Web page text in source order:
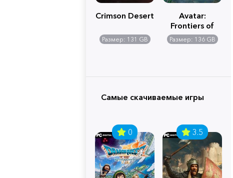
Crimson Desert
Размер: 131 GB
Avatar:
Frontiers of
Pandora
Размер: 136 GB
Самые скачиваемые игры
0 3.5